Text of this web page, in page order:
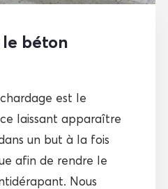
le béton
est le
laissant apparaître
un but à la fois
afin de rendre le
Nous